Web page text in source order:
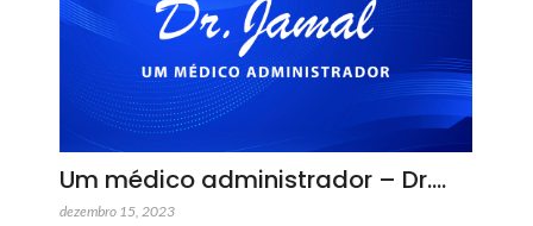
Um médico administrador – Dr.…
dezembro 15, 2023